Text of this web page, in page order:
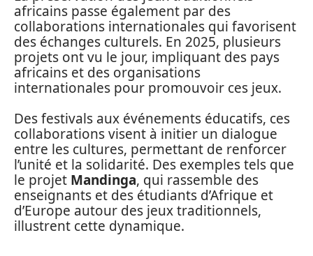
africains passe également par des
collaborations internationales qui favorisent
des échanges culturels. En 2025, plusieurs
projets ont vu le jour, impliquant des pays
africains et des organisations
internationales pour promouvoir ces jeux.
Des festivals aux événements éducatifs, ces
collaborations visent à initier un dialogue
entre les cultures, permettant de renforcer
l’unité et la solidarité. Des exemples tels que
le projet Mandinga, qui rassemble des
enseignants et des étudiants d’Afrique et
d’Europe autour des jeux traditionnels,
illustrent cette dynamique.